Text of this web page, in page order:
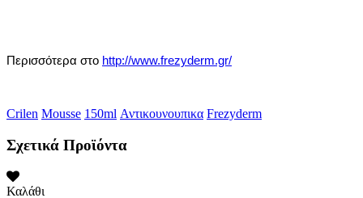
Περισσότερα στο http://www.frezyderm.gr/
Crilen Mousse 150ml Αντικουνουπικα Frezyderm
Σχετικά Προϊόντα
Καλάθι